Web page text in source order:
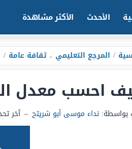
الأحدث الأكثر مشاهدة
/ المرجع التعليمي ، ثقافة عامة /
احسب معدل التوجيهي
بواسطة: نداء موسى أبو شريتح – آخر